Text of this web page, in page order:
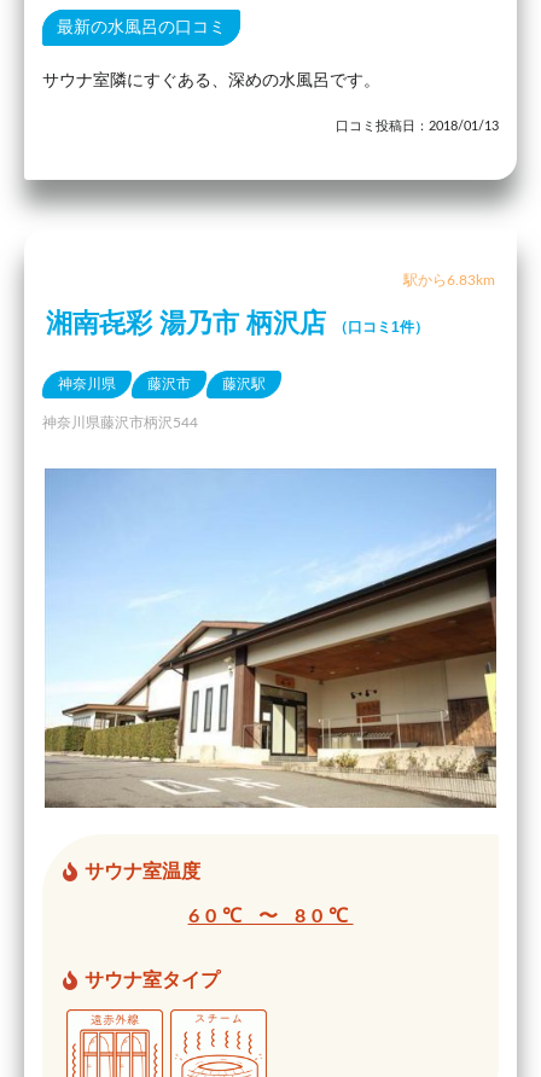
最新の水風呂の口コミ
サウナ室隣にすぐある、深めの水風呂です。
口コミ投稿日：2018/01/13
駅から6.83km
湘南㐂彩 湯乃市 柄沢店 （口コミ1件）
神奈川県 藤沢市 藤沢駅
神奈川県藤沢市柄沢544
サウナ室温度
60℃ 〜 80℃
サウナ室タイプ